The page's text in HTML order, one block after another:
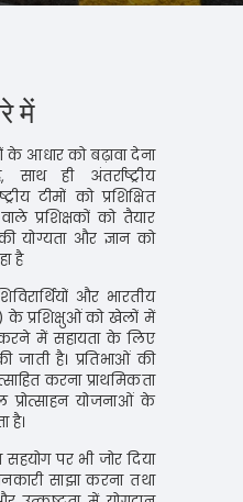
में
के आधार को बढ़ावा देना
ही अंतर्राष्ट्रीय
टीमों को प्रशिक्षित
प्रशिक्षकों को तैयार
योग्यता और ज्ञान को
है
और भारतीय
प्रशिक्षुओं को खेलों में
करने में सहायता के लिए
जाती है। प्रतिभाओं की
करना प्राथमिकता
योजनाओं के
है।
पर भी जोर दिया
साझा करना तथा